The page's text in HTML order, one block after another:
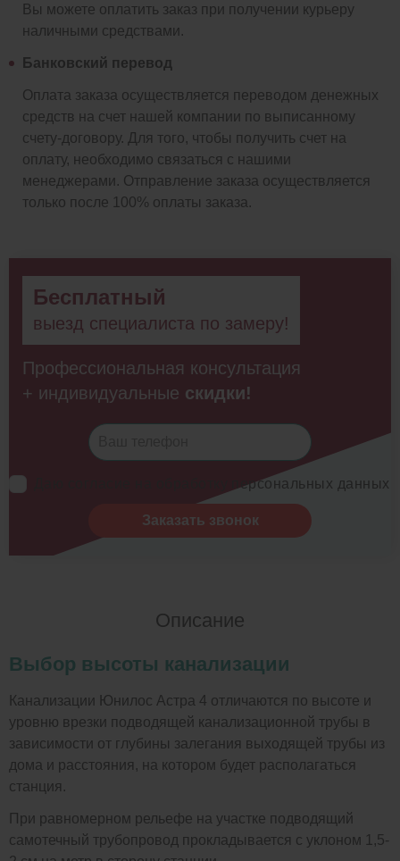
Вы можете оплатить заказ при получении курьеру
наличными средствами.
Банковский перевод
Оплата заказа осуществляется переводом денежных
средств на счет нашей компании по выписанному
счету-договору. Для того, чтобы получить счет на
оплату, необходимо связаться с нашими
менеджерами. Отправление заказа осуществляется
только после 100% оплаты заказа.
Бесплатный
выезд специалиста по замеру!
Профессиональная консультация
+ индивидуальные скидки!
Даю согласие на обработку персональных данных
Заказать звонок
Описание
Выбор высоты канализации
Канализации Юнилос Астра 4 отличаются по высоте и
уровню врезки подводящей канализационной трубы в
зависимости от глубины залегания выходящей трубы из
дома и расстояния, на котором будет располагаться
станция.
При равномерном рельефе на участке подводящий
самотечный трубопровод прокладывается с уклоном 1,5-